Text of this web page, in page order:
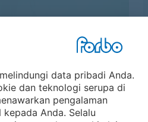
data pribadi Anda.
dan teknologi serupa di
pengalaman
Anda. Selalu